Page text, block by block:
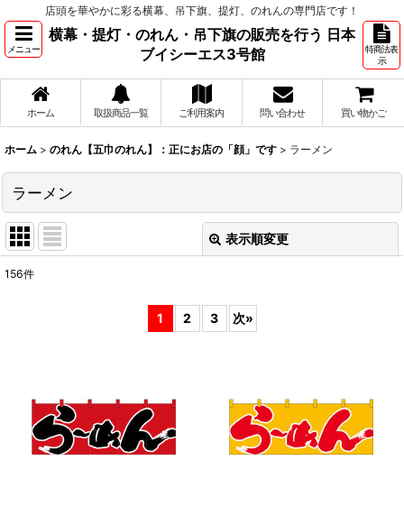
店頭を華やかに彩る横幕、吊下旗、提灯、のれんの専門店です！
メニュー
横幕・提灯・のれん・吊下旗の販売を行う 日本
ブイシーエス3号館
特商法表
示
ホーム 取扱商品一覧 ご利用案内 問い合わせ 買い物かご
ホーム > のれん【五巾のれん】：正にお店の「顔」です > ラーメン
ラーメン
表示順変更
156件
1 2 3 次»